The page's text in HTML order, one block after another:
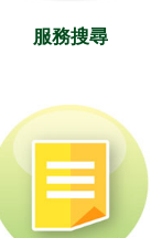
服務搜尋